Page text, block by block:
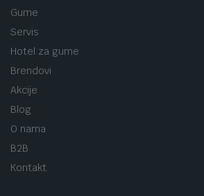
Gume
Servis
Hotel za gume
Brendovi
Akcije
Blog
O nama
B2B
Kontakt